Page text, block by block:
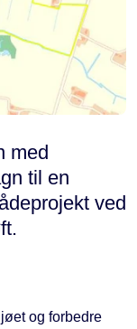
med
til en
ved
og forbedre